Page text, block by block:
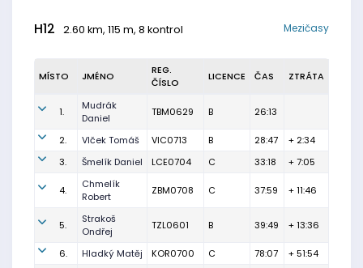
H12 2.60 km, 115 m, 8 kontrol Mezičasy
MÍSTO JMÉNO
REG.
ČÍSLO
LICENCE ČAS ZTRÁTA
1.
Mudrák
Daniel
TBM0629 B 26:13
2. Vlček Tomáš VIC0713 B 28:47
+ 2:34
3.
Šmelík Daniel LCE0704 C 33:18 + 7:05
4.
Chmelík
Robert
ZBM0708 C 37:59 + 11:46
5.
Strakoš
Ondřej
TZL0601 B 39:49 + 13:36
6. Hladký Matěj KOR0700 C 78:07 + 51:54